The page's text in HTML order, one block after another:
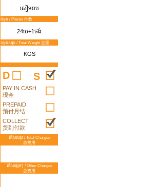
សៀមរាប
ចំនួន / Pieces 件数
24បេ+1ថង់
ទម្ងន់សរុប / Total Weight 总重
KGS
D S
PAY IN CASH
现金
PREPAID
预付月结
COLLECT
货到付款
តំលៃសរុប / Total Charges
总费用
តំលៃផ្សេងៗ / Other Charges
总费用